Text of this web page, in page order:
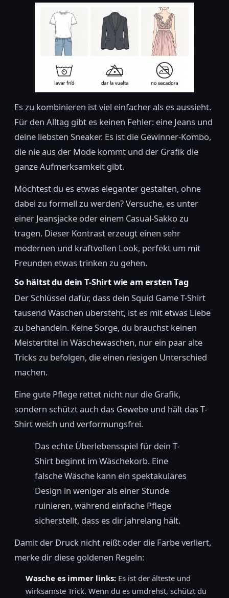
Es zu kombinieren ist viel einfacher als es aussieht.
Für den Alltag gibt es keinen Fehler: eine Jeans und
deine liebsten Sneaker. Es ist die Gewinner-Kombo,
die nie aus der Mode kommt und der Grafik die
ganze Aufmerksamkeit gibt.
Möchtest du es etwas eleganter gestalten, ohne
dabei zu formell zu werden? Versuche, es unter
einer Jeansjacke oder einem Casual-Sakko zu
tragen. Dieser Kontrast erzeugt einen sehr
modernen und kraftvollen Look, perfekt um mit
Freunden etwas trinken zu gehen.
So hältst du dein T-Shirt wie am ersten Tag
Der Schlüssel dafür, dass dein Squid Game T-Shirt
tausend Wäschen übersteht, ist es mit etwas Liebe
zu behandeln. Keine Sorge, du brauchst keinen
Meistertitel in Wäschewaschen, nur ein paar alte
Tricks zu befolgen, die einen riesigen Unterschied
machen.
Eine gute Pflege rettet nicht nur die Grafik,
sondern schützt auch das Gewebe und hält das T-
Shirt weich und verformungsfrei.
Das echte Überlebensspiel für dein T-
Shirt beginnt im Wäschekorb. Eine
falsche Wäsche kann ein spektakuläres
Design in weniger als einer Stunde
ruinieren, während einfache Pflege
sicherstellt, dass es dir jahrelang hält.
Damit der Druck nicht reißt oder die Farbe verliert,
merke dir diese goldenen Regeln:
Wasche es immer links: Es ist der älteste und
wirksamste Trick. Wenn du es umdrehst, schützt du